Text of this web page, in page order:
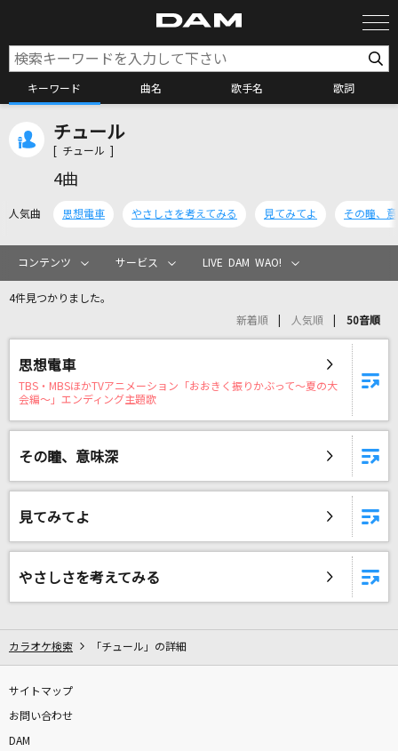
キーワード 曲名 歌手名 歌詞
カラオケリクエスト
[オリカラ]世界が終るまでは… 1994/6/22渋谷
公会堂
[生音]しるし
Mr.Children
竹内力(RIKI)
[プロオケ]アイビー
Novelbright
欠落カレンドラ
宮川愛李
チュール
[ チュール ]
4曲
人気曲 思想電車 やさしさを考えてみる 見てみてよ その瞳、
コンテンツ サービス LIVE DAM WAO!
4件見つかりました。
新着順 人気順 50音順
思想電車
TBS・MBSほかTVアニメーション「おおきく振りかぶって～夏の大
会編～」エンディング主題歌
その瞳、意味深
見てみてよ
やさしさを考えてみる
カラオケ検索 「チュール」の詳細
サイトマップ
お問い合わせ
DAM